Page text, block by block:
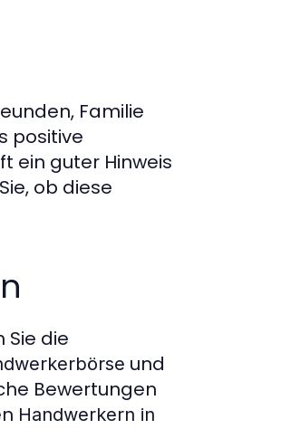
Familie
positive
ein guter Hinweis
ob diese
die
und
Bewertungen
Handwerkern in